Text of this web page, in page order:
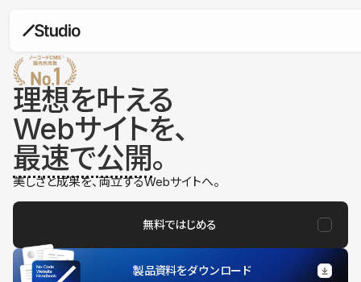
理想を叶える
Webサイトを、
最速で公開。
美しさと成果を、両立するWebサイトへ。
無料ではじめる
製品資料をダウンロード